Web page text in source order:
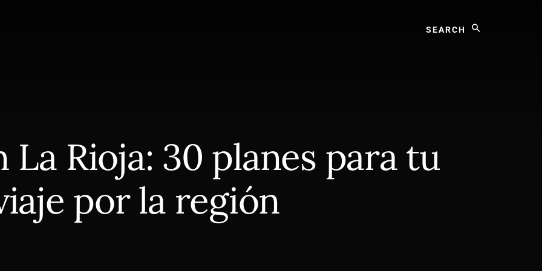
La Rioja: 30 planes para tu
por la región